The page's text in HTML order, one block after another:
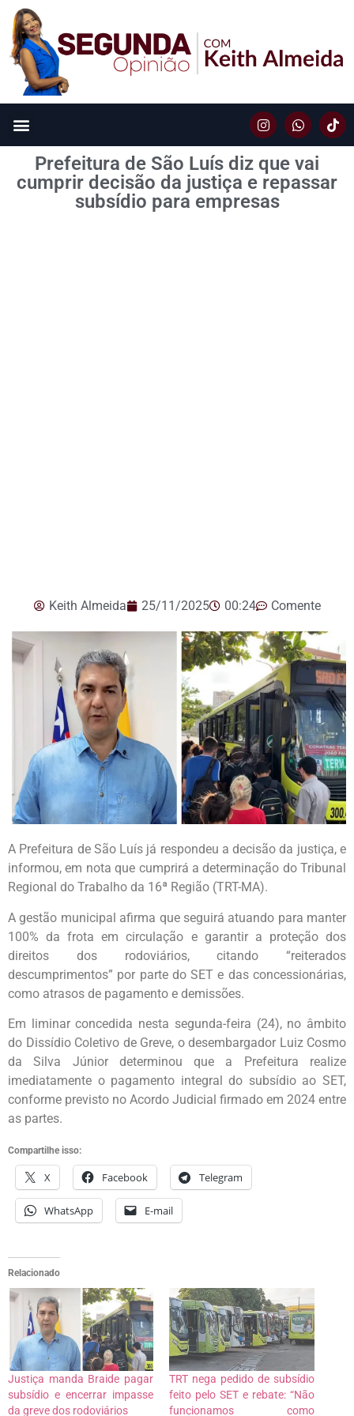
Prefeitura de São Luís diz que vai
cumprir decisão da justiça e repassar
subsídio para empresas
Keith Almeida 25/11/2025 00:24 Comente
A Prefeitura de São Luís já respondeu a decisão da justiça, e
informou, em nota que cumprirá a determinação do Tribunal
Regional do Trabalho da 16ª Região (TRT-MA).
A gestão municipal afirma que seguirá atuando para manter
100% da frota em circulação e garantir a proteção dos
direitos dos rodoviários, citando “reiterados
descumprimentos” por parte do SET e das concessionárias,
como atrasos de pagamento e demissões.
Em liminar concedida nesta segunda-feira (24), no âmbito
do Dissídio Coletivo de Greve, o desembargador Luiz Cosmo
da Silva Júnior determinou que a Prefeitura realize
imediatamente o pagamento integral do subsídio ao SET,
conforme previsto no Acordo Judicial firmado em 2024 entre
as partes.
Compartilhe isso:
X Facebook Telegram
WhatsApp E-mail
Relacionado
Justiça manda Braide pagar
subsídio e encerrar impasse
da greve dos rodoviários
TRT nega pedido de subsídio
feito pelo SET e rebate: “Não
funcionamos como